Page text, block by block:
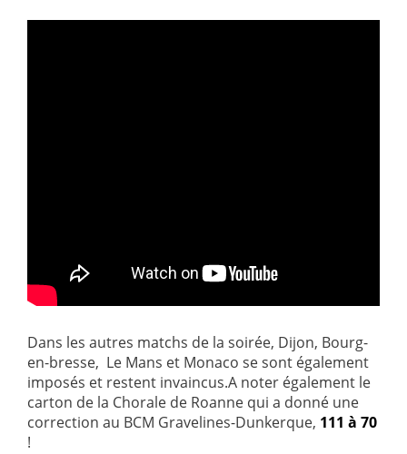
Dans les autres matchs de la soirée, Dijon, Bourg-
en-bresse, Le Mans et Monaco se sont également
imposés et restent invaincus.A noter également le
carton de la Chorale de Roanne qui a donné une
correction au BCM Gravelines-Dunkerque, 111 à 70
!